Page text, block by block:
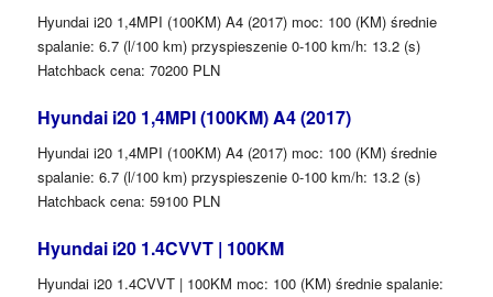
Hyundai i20 1,4MPI (100KM) A4 (2017) moc: 100 (KM) średnie
spalanie: 6.7 (l/100 km) przyspieszenie 0-100 km/h: 13.2 (s)
Hatchback cena: 70200 PLN
Hyundai i20 1,4MPI (100KM) A4 (2017)
Hyundai i20 1,4MPI (100KM) A4 (2017) moc: 100 (KM) średnie
spalanie: 6.7 (l/100 km) przyspieszenie 0-100 km/h: 13.2 (s)
Hatchback cena: 59100 PLN
Hyundai i20 1.4CVVT | 100KM
Hyundai i20 1.4CVVT | 100KM moc: 100 (KM) średnie spalanie: